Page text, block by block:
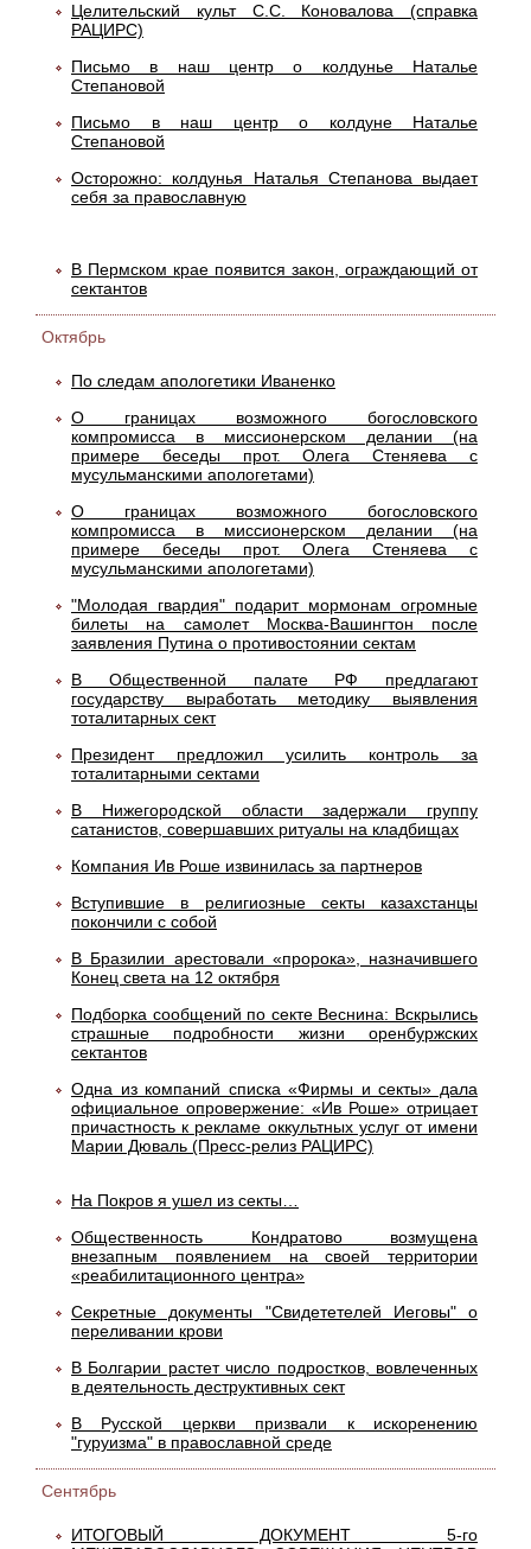
Целительский культ С.С. Коновалова (справка
РАЦИРС)
Письмо в наш центр о колдунье Наталье
Степановой
Письмо в наш центр о колдуне Наталье
Степановой
Осторожно: колдунья Наталья Степанова выдает
себя за православную
В Пермском крае появится закон, ограждающий от
сектантов
Октябрь
По следам апологетики Иваненко
О границах возможного богословского
компромисса в миссионерском делании (на
примере беседы прот. Олега Стеняева с
мусульманскими апологетами)
О границах возможного богословского
компромисса в миссионерском делании (на
примере беседы прот. Олега Стеняева с
мусульманскими апологетами)
"Молодая гвардия" подарит мормонам огромные
билеты на самолет Москва-Вашингтон после
заявления Путина о противостоянии сектам
В Общественной палате РФ предлагают
государству выработать методику выявления
тоталитарных сект
Президент предложил усилить контроль за
тоталитарными сектами
В Нижегородской области задержали группу
сатанистов, совершавших ритуалы на кладбищах
Компания Ив Роше извинилась за партнеров
Вступившие в религиозные секты казахстанцы
покончили с собой
В Бразилии арестовали «пророка», назначившего
Конец света на 12 октября
Подборка сообщений по секте Веснина: Вскрылись
страшные подробности жизни оренбуржских
сектантов
Одна из компаний списка «Фирмы и секты» дала
официальное опровержение: «Ив Роше» отрицает
причастность к рекламе оккультных услуг от имени
Марии Дюваль (Пресс-релиз РАЦИРС)
На Покров я ушел из секты…
Общественность Кондратово возмущена
внезапным появлением на своей территории
«реабилитационного центра»
Секретные документы "Свидететелей Иеговы" о
переливании крови
В Болгарии растет число подростков, вовлеченных
в деятельность деструктивных сект
В Русской церкви призвали к искоренению
"гуруизма" в православной среде
Сентябрь
ИТОГОВЫЙ ДОКУМЕНТ 5-го